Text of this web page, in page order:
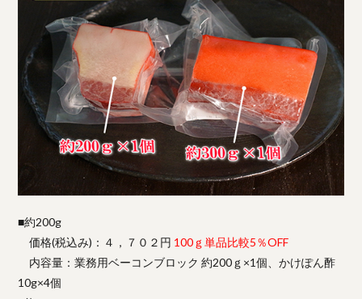
■約200g
価格(税込み)：４，７０２円 100ｇ単品比較5％OFF
内容量：業務用ベーコンブロック 約200ｇ×1個、かけぽん酢
10g×4個